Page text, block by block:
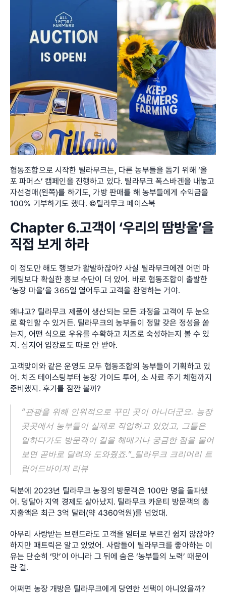
협동조합으로 시작한 틸라무크는, 다른 농부들을 돕기 위해 ‘올
포 파머스’ 캠페인을 진행하고 있다. 틸라무크 폭스바겐을 내놓고
자선경매(왼쪽)를 하기도, 가방 판매를 해 농부들에게 수익금을
100% 기부하기도 했다. ©틸라무크 페이스북
Chapter 6.고객이 ‘우리의 땀방울’을
직접 보게 하라
이 정도만 해도 행보가 활발하잖아? 사실 틸라무크에겐 어떤 마
케팅보다 확실한 홍보 수단이 더 있어. 바로 협동조합이 출발한
‘농장 마을’을 365일 열어두고 고객을 환영하는 거야.
왜냐고? 틸라무크 제품이 생산되는 모든 과정을 고객이 두 눈으
로 확인할 수 있거든. 틸라무크의 농부들이 정말 갖은 정성을 쏟
는지, 어떤 식으로 우유를 수확하고 치즈로 숙성하는지 볼 수 있
지. 심지어 입장료도 따로 안 받아.
고객맞이와 같은 운영도 모두 협동조합의 농부들이 기획하고 있
어. 치즈 테이스팅부터 농장 가이드 투어, 소 사료 주기 체험까지
준비했지. 후기를 잠깐 볼까?
“관광을 위해 인위적으로 꾸민 곳이 아니더군요. 농장
곳곳에서 농부들이 실제로 작업하고 있었고, 그들은
일하다가도 방문객이 길을 헤매거나 궁금한 점을 물어
보면 곧바로 달려와 도와줬죠.”_틸라무크 크리머리 트
립어드바이저 리뷰
덕분에 2023년 틸라무크 농장의 방문객은 100만 명을 돌파했
어. 덩달아 지역 경제도 살아났지. 틸라무크 카운티 방문객의 총
지출액은 최근 3억 달러(약 4360억원)를 넘었대.
아무리 사랑받는 브랜드라도 고객을 일터로 부르긴 쉽지 않잖아?
하지만 패트릭은 알고 있었어. 사람들이 틸라무크를 좋아하는 이
유는 단순히 ‘맛’이 아니라 그 뒤에 숨은 ‘농부들의 노력’ 때문이
란 걸.
어쩌면 농장 개방은 틸라무크에게 당연한 선택이 아니었을까?